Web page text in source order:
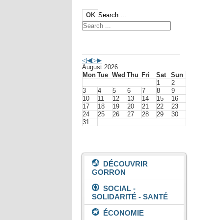
OK Search ...
August 2026
Mon Tue Wed Thu Fri Sat
Sun
1
2
3
4 5 6 7 8
9
10
11 12 13 14 15
16
17
18 19 20 21 22
23
24
25 26 27 28 29
30
31
DÉCOUVRIR
GORRON
SOCIAL -
SOLIDARITÉ - SANTÉ
ÉCONOMIE